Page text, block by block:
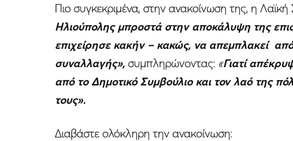
Πιο συγκεκριμένα, στην ανακοίνωση της, η
Ηλιούπολης μπροστά στην αποκάλυψη της
επιχείρησε κακήν – κακώς, να απεμπλακεί
συναλλαγής», συμπληρώνοντας: «Γιατί
από το Δημοτικό Συμβούλιο και τον λαό της
τους».
Διαβάστε ολόκληρη την ανακοίνωση: